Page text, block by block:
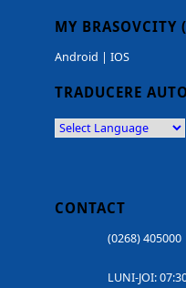
MY BRASOVCITY
Android | IOS
TRADUCERE
CONTACT
(0268) 405000
LUNI-JOI: